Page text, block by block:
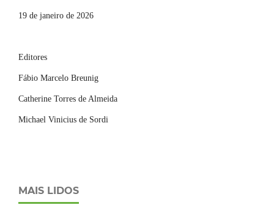
19 de janeiro de 2026
Editores
Fábio Marcelo Breunig
Catherine Torres de Almeida
Michael Vinicius de Sordi
MAIS LIDOS